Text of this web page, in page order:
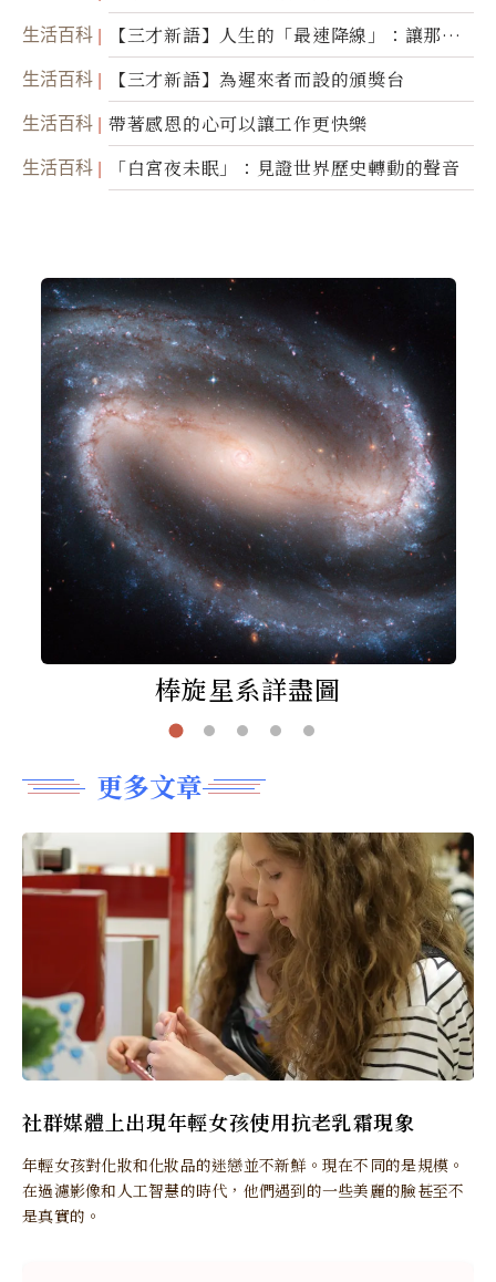
生活百科
【三才新語】人生的「最速降線」：讓那道
光，帶你滑向自己
生活百科 【三才新語】為遲來者而設的頒獎台
生活百科 帶著感恩的心可以讓工作更快樂
生活百科 「白宮夜未眠」：見證世界歷史轉動的聲音
棒旋星系詳盡圖
更多文章
社群媒體上出現年輕女孩使用抗老乳霜現象
年輕女孩對化妝和化妝品的迷戀並不新鮮。現在不同的是規模。
在過濾影像和人工智慧的時代，他們遇到的一些美麗的臉甚至不
是真實的。